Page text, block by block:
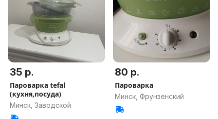
35 р.
Пароварка tefal
(кухня,посуда)
Минск, Заводской
80 р.
Пароварка
Минск, Фрунзенский